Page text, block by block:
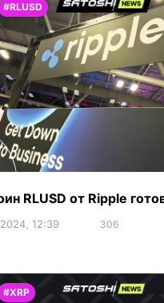
#RLUSD
RLUSD от Ripple
12:39 306
#XRP